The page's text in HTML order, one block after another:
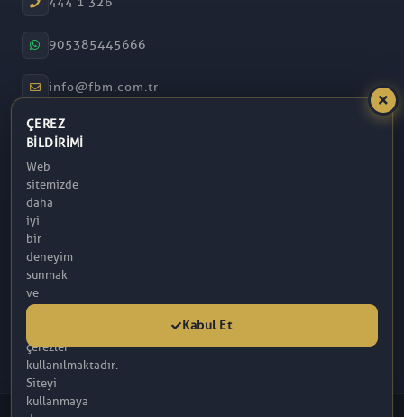
905385445666
info@fbm.com.tr
08:30 – 17:30
Atakum / Samsun
ÇEREZ
BILDIRIMI
Web
sitemizde
daha
iyi
bir
deneyim
sunmak
ve
analitik
çerezler
kullanılmaktadır.
Siteyi
kullanmaya
Kabul Et